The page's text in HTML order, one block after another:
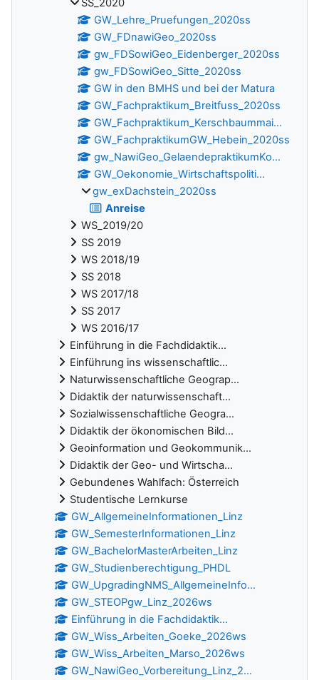
SS_2020
GW_Lehre_Pruefungen_2020ss
GW_FDnawiGeo_2020ss
gw_FDSowiGeo_Eidenberger_2020ss
gw_FDSowiGeo_Sitte_2020ss
GW in den BMHS und bei der Matura
GW_Fachpraktikum_Breitfuss_2020ss
GW_Fachpraktikum_Kerschbaummai...
GW_FachpraktikumGW_Hebein_2020ss
gw_NawiGeo_GelaendepraktikumKo...
GW_Oekonomie_Wirtschaftspoliti...
gw_exDachstein_2020ss
Anreise
WS_2019/20
SS 2019
WS 2018/19
SS 2018
WS 2017/18
SS 2017
WS 2016/17
Einführung in die Fachdidaktik...
Einführung ins wissenschaftlic...
Naturwissenschaftliche Geograp...
Didaktik der naturwissenschaft...
Sozialwissenschaftliche Geogra...
Didaktik der ökonomischen Bild...
Geoinformation und Geokommunik...
Didaktik der Geo- und Wirtscha...
Gebundenes Wahlfach: Österreich
Studentische Lernkurse
GW_AllgemeineInformationen_Linz
GW_SemesterInformationen_Linz
GW_BachelorMasterArbeiten_Linz
GW_Studienberechtigung_PHDL
GW_UpgradingNMS_AllgemeineInfo...
GW_STEOPgw_Linz_2026ws
Einführung in die Fachdidaktik...
GW_Wiss_Arbeiten_Goeke_2026ws
GW_Wiss_Arbeiten_Marso_2026ws
GW_NawiGeo_Vorbereitung_Linz_2...